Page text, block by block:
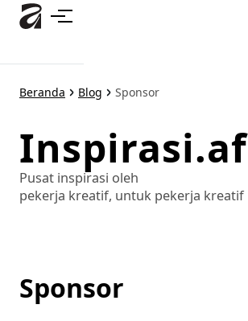
Lewati
utama
Beranda Blog Sponsor
Inspirasi.af
Pusat inspirasi oleh
pekerja kreatif, untuk pekerja kreatif
Sponsor